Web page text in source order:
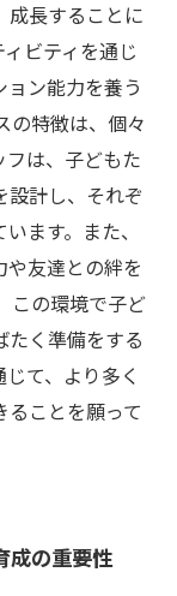
成長することに
ビティを通じ
ン能力を養う
の特徴は、個々
は、子どもた
計し、それぞ
ます。また、
友達との絆を
この環境で子ど
く準備をする
て、より多く
ことを願って
成の重要性